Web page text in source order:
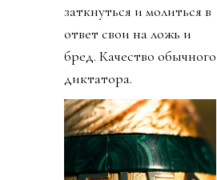
заткнуться и молиться в
ответ свои на ложь и
бред. Качество обычного
диктатора.